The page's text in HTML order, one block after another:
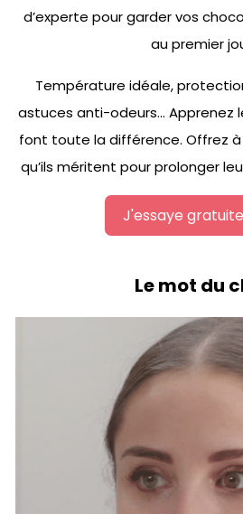
d’experte pour garder vos
au premier
Température idéale,
astuces anti-odeurs… Apprenez
font toute la différence. Offrez
qu’ils méritent pour prolonger
J'essaye
Le mot du